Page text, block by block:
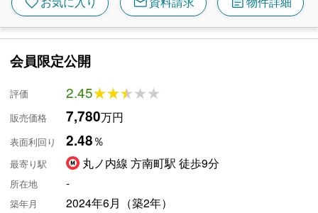
会員限定公開
評価 2.45★★★★★
★★★★★
販売価格 7,780万円
表面利回り 2.48％
最寄り駅 丸ノ内線 方南町駅 徒歩9分
所在地 -
築年月 2024年6月（築2年）